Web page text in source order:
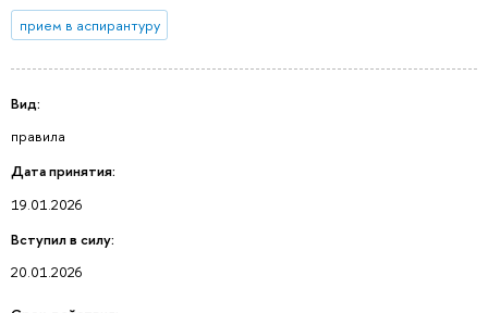
прием в аспирантуру
Вид:
правила
Дата принятия:
19.01.2026
Вступил в силу:
20.01.2026